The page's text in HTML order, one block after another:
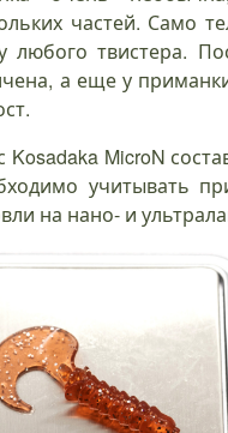
частей. Само
любого твистера.
а еще у
MicroN
учитывать
на нано- и